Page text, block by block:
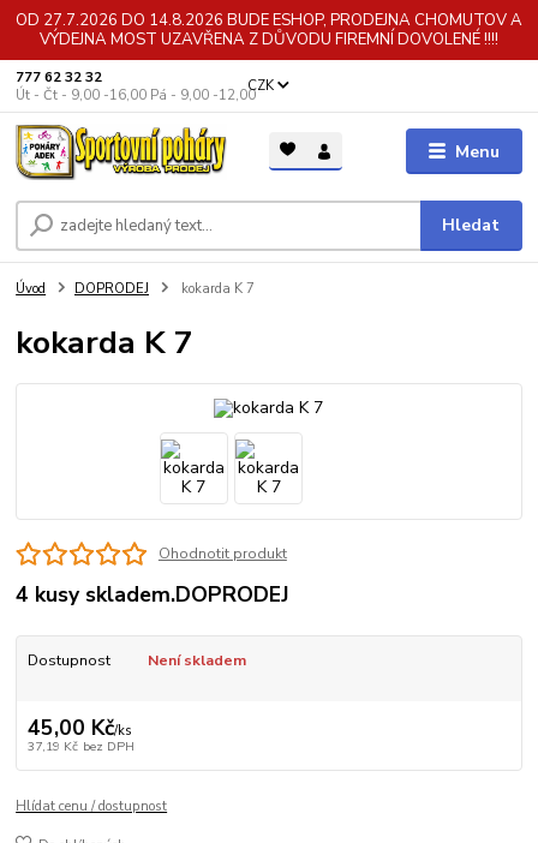
OD 27.7.2026 DO 14.8.2026 BUDE ESHOP, PRODEJNA CHOMUTOV A
VÝDEJNA MOST UZAVŘENA Z DŮVODU FIREMNÍ DOVOLENÉ !!!!
Menu
CZK
Hledat
777 62 32 32
Út - Čt - 9,00 -16,00 Pá - 9,00 -12,00
Úvod DOPRODEJ kokarda K 7
kokarda K 7
Ohodnotit produkt
4 kusy skladem.DOPRODEJ
Dostupnost Není skladem
45,00 Kč/ks
37,19 Kč bez DPH
Hlídat cenu / dostupnost